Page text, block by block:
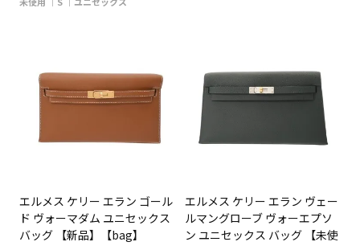
エルメス ケリー エラン ゴール
ド ヴォーマダム ユニセックス
バッグ 【新品】【bag】
エルメス ケリー エラン ヴェー
ルマングローブ ヴォーエプソ
ン ユニセックス バッグ 【未使